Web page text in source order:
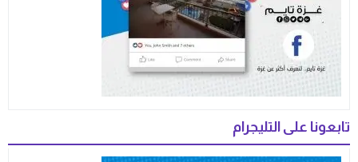
تابعونا على التليجرام